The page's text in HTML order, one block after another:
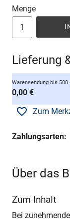
Menge
Lieferung
Warensendung bis 500
0,00 €
Zum
Zahlungsarten:
Über das
Zum Inhalt
Bei